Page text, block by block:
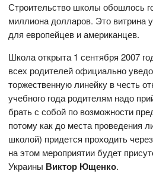
Строительство школы обошлось
миллиона долларов. Это витрина
для европейцев и американцев.
Школа открыта 1 сентября 2007
всех родителей официально
торжественную линейку в честь
учебного года родителям надо
брать с собой по возможности
потому как до места проведения
школой) придется проходить
на этом мероприятии будет
Украины Виктор Ющенко.